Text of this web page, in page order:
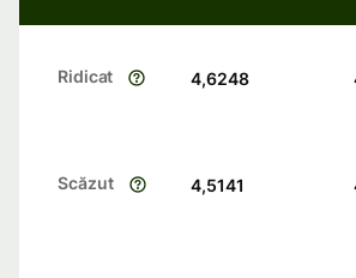
Ridicat 4,6248
Scăzut 4,5141